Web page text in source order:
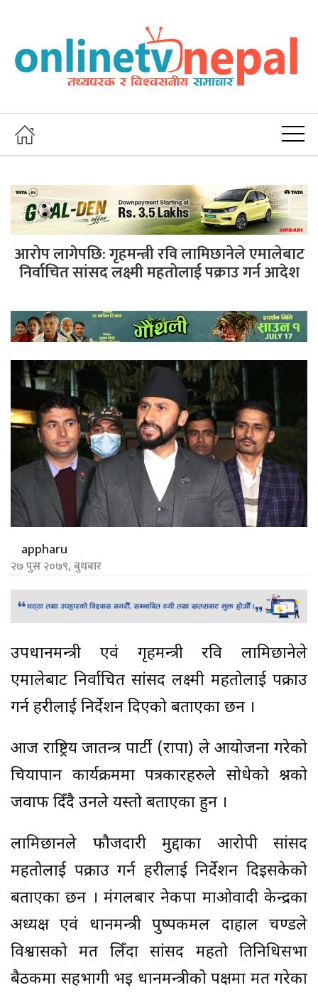
आरोप लागेपछि: गृहमन्त्री रवि लामिछानेले एमालेबाट
निर्वाचित सांसद लक्ष्मी महतोलाई पक्राउ गर्न आदेश
appharu
२७ पुस २०७९, बुधबार
उपप्रधानमन्त्री एवं गृहमन्त्री रवि लामिछानेले
एमालेबाट निर्वाचित सांसद लक्ष्मी महतोलाई पक्राउ
गर्न प्रहरीलाई निर्देशन दिएको बताएका छन ।
आज राष्ट्रिय प्रजातन्त्र पार्टी (राप्रपा) ले आयोजना गरेको
चियापान कार्यक्रममा पत्रकारहरुले सोधेको प्रश्नको
जवाफ दिँदै उनले यस्तो बताएका हुन ।
लामिछानले फौजदारी मुद्दाका आरोपी सांसद
महतोलाई पक्राउ गर्न प्रहरीलाई निर्देशन दिइसकेको
बताएका छन । मंगलबार नेकपा माओवादी केन्द्रका
अध्यक्ष एवं प्रधानमन्त्री पुष्पकमल दाहाल प्रचण्डले
विश्वासको मत लिँदा सांसद महतो प्रतिनिधिसभा
बैठकमा सहभागी भइ प्रधानमन्त्रीको पक्षमा मत गरेका